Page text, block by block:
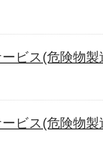
ビス(危険物
ビス(危険物